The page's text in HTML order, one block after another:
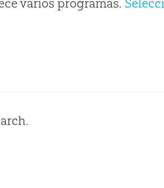
varios programas.